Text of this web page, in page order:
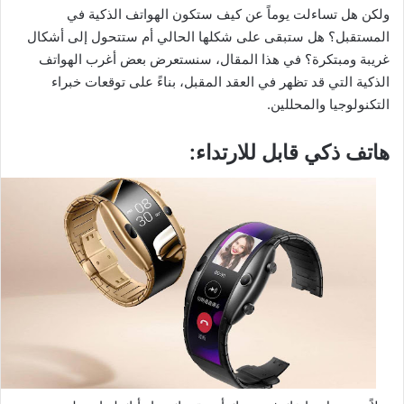
ولكن هل تساءلت يوماً عن كيف ستكون الهواتف الذكية في
المستقبل؟ هل ستبقى على شكلها الحالي أم ستتحول إلى أشكال
غريبة ومبتكرة؟ في هذا المقال، سنستعرض بعض أغرب الهواتف
الذكية التي قد تظهر في العقد المقبل، بناءً على توقعات خبراء
التكنولوجيا والمحللين.
هاتف ذكي قابل للارتداء: